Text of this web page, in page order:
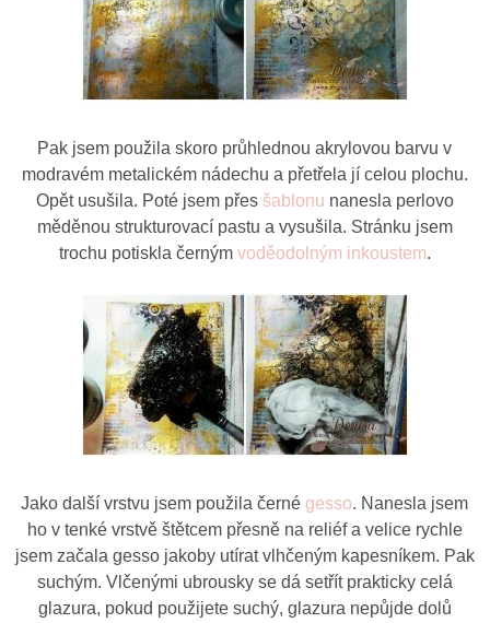
Pak jsem použila skoro průhlednou akrylovou barvu v
modravém metalickém nádechu a přetřela jí celou plochu.
Opět usušila. Poté jsem přes šablonu nanesla perlovo
měděnou strukturovací pastu a vysušila. Stránku jsem
trochu potiskla černým voděodolným inkoustem.
Jako další vrstvu jsem použila černégesso. Nanesla jsem
ho v tenké vrstvě štětcem přesně na reliéf a velice rychle
jsem začala gesso jakoby utírat vlhčeným kapesníkem. Pak
suchým. Vlčenými ubrousky se dá setřít prakticky celá
glazura, pokud použijete suchý, glazura nepůjde dolů